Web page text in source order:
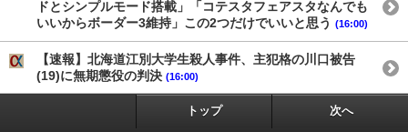
ドとシンプルモード搭載」「コテスタフェアスタなんでも
いいからボーダー3維持」この2つだけでいいと思う (16:00)
【速報】北海道江別大学生殺人事件、主犯格の川口被告
(19)に無期懲役の判決 (16:00)
トップ 次へ